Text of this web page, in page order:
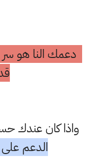
دعمك النا هو
واذا كان عندك
الدعم على